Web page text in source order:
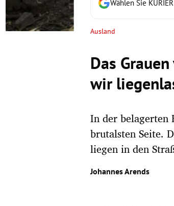
Untermenü
Wählen Sie
Ausland
Das
wir
In der belagerten
brutalsten Seite.
liegen in den
Johannes Arends